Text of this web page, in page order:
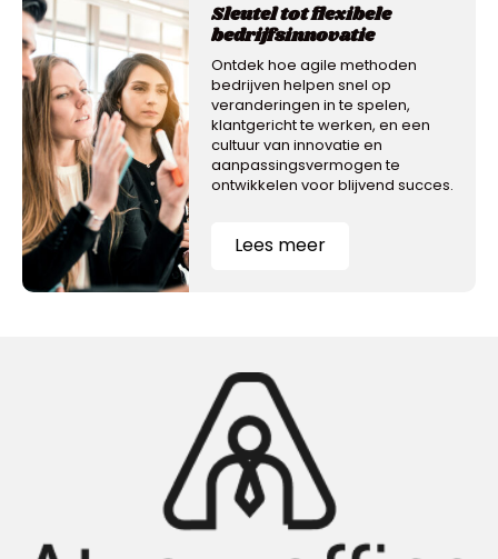
Sleutel tot flexibele
bedrijfsinnovatie
Ontdek hoe agile methoden
bedrijven helpen snel op
veranderingen in te spelen,
klantgericht te werken, en een
cultuur van innovatie en
aanpassingsvermogen te
ontwikkelen voor blijvend succes.
Lees meer